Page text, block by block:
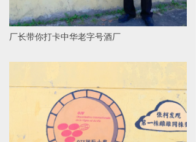
厂长带你打卡中华老字号酒厂